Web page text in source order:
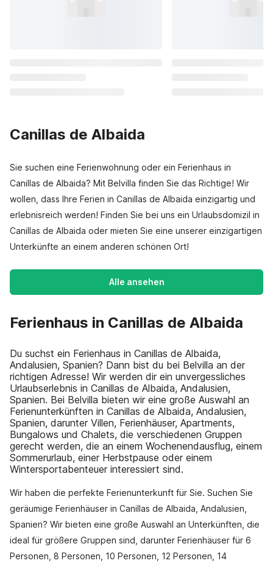
Canillas de Albaida
Sie suchen eine Ferienwohnung oder ein Ferienhaus in
Canillas de Albaida? Mit Belvilla finden Sie das Richtige! Wir
wollen, dass Ihre Ferien in Canillas de Albaida einzigartig und
erlebnisreich werden! Finden Sie bei uns ein Urlaubsdomizil in
Canillas de Albaida oder mieten Sie eine unserer einzigartigen
Unterkünfte an einem anderen schönen Ort!
Alle ansehen
Ferienhaus in Canillas de Albaida
Du suchst ein Ferienhaus in Canillas de Albaida,
Andalusien, Spanien? Dann bist du bei Belvilla an der
richtigen Adresse! Wir werden dir ein unvergessliches
Urlaubserlebnis in Canillas de Albaida, Andalusien,
Spanien. Bei Belvilla bieten wir eine große Auswahl an
Ferienunterkünften in Canillas de Albaida, Andalusien,
Spanien, darunter Villen, Ferienhäuser, Apartments,
Bungalows und Chalets, die verschiedenen Gruppen
gerecht werden, die an einem Wochenendausflug, einem
Sommerurlaub, einer Herbstpause oder einem
Wintersportabenteuer interessiert sind.
Wir haben die perfekte Ferienunterkunft für Sie. Suchen Sie
geräumige Ferienhäuser in Canillas de Albaida, Andalusien,
Spanien? Wir bieten eine große Auswahl an Unterkünften, die
ideal für größere Gruppen sind, darunter Ferienhäuser für 6
Personen, 8 Personen, 10 Personen, 12 Personen, 14